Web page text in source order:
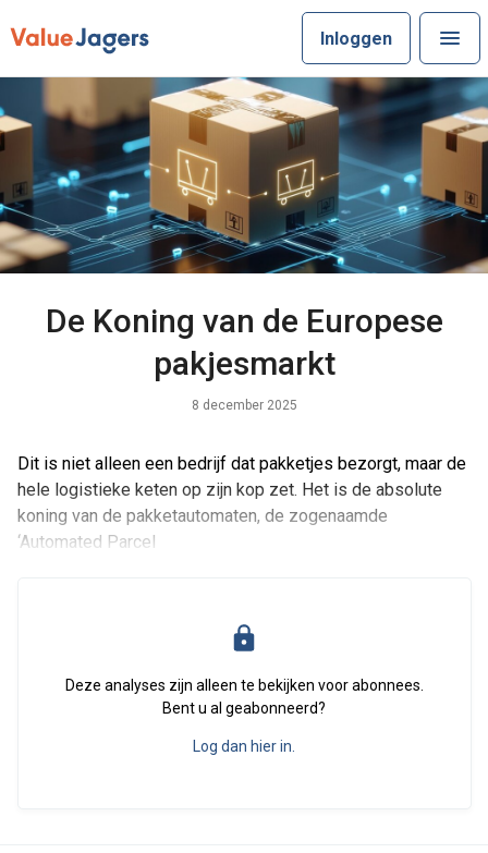
Inloggen
De Koning van de Europese
pakjesmarkt
8 december 2025
Dit is niet alleen een bedrijf dat pakketjes bezorgt, maar de
hele logistieke keten op zijn kop zet. Het is de absolute
koning van de pakketautomaten, de zogenaamde
‘Automated Parcel
Deze analyses zijn alleen te bekijken voor abonnees.
Bent u al geabonneerd?
Log dan hier in.